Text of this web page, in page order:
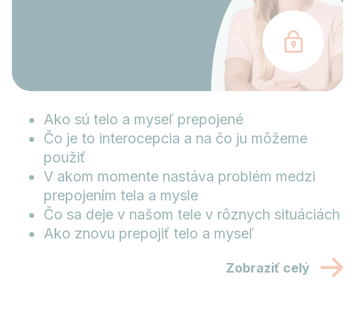
Ako sú telo a myseľ prepojené
Čo je to interocepcia a na čo ju môžeme
použiť
V akom momente nastáva problém medzi
prepojením tela a mysle
Čo sa deje v našom tele v rôznych situáciách
Ako znovu prepojiť telo a myseľ
Zobraziť celý